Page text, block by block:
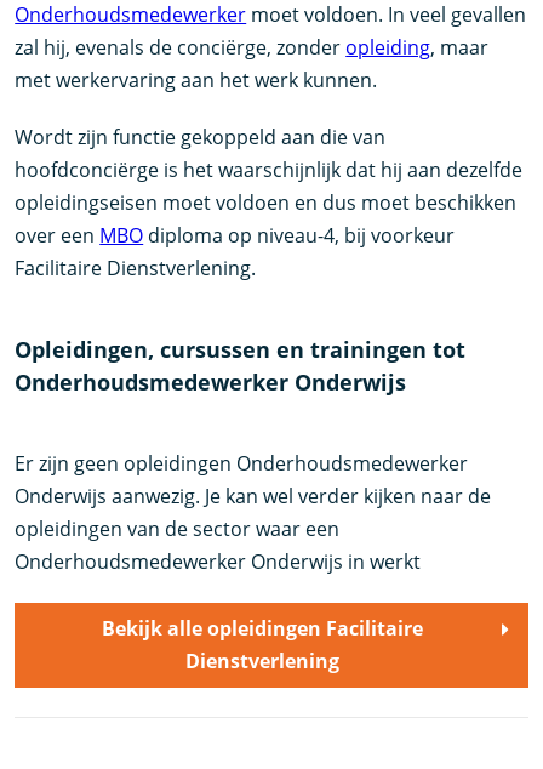
Onderhoudsmedewerker moet voldoen. In veel gevallen
zal hij, evenals de conciërge, zonder opleiding, maar
met werkervaring aan het werk kunnen.
Wordt zijn functie gekoppeld aan die van
hoofdconciërge is het waarschijnlijk dat hij aan dezelfde
opleidingseisen moet voldoen en dus moet beschikken
over een MBO diploma op niveau-4, bij voorkeur
Facilitaire Dienstverlening.
Opleidingen, cursussen en trainingen tot
Onderhoudsmedewerker Onderwijs
Er zijn geen opleidingen Onderhoudsmedewerker
Onderwijs aanwezig. Je kan wel verder kijken naar de
opleidingen van de sector waar een
Onderhoudsmedewerker Onderwijs in werkt
Bekijk alle opleidingen Facilitaire
Dienstverlening